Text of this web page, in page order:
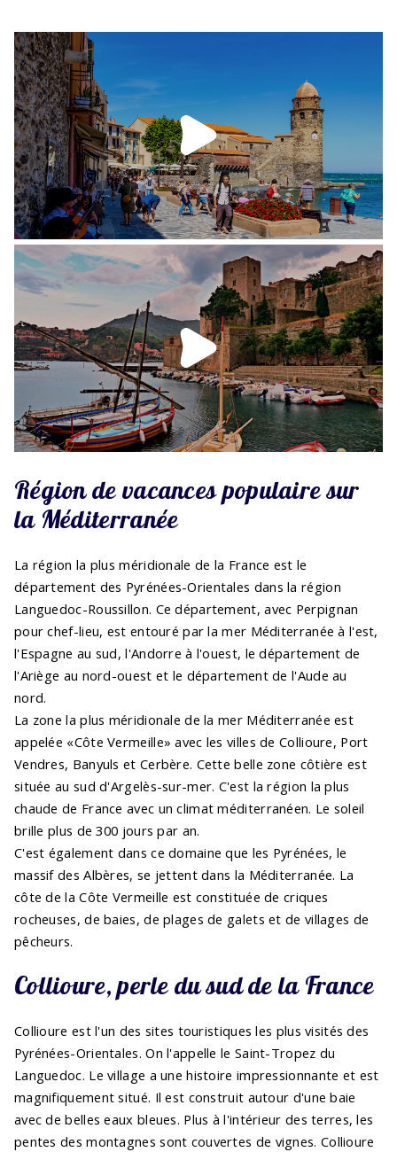
Région de vacances populaire sur
la Méditerranée
La région la plus méridionale de la France est le
département des Pyrénées-Orientales dans la région
Languedoc-Roussillon. Ce département, avec Perpignan
pour chef-lieu, est entouré par la mer Méditerranée à l'est,
l'Espagne au sud, l'Andorre à l'ouest, le département de
l'Ariège au nord-ouest et le département de l'Aude au
nord.
La zone la plus méridionale de la mer Méditerranée est
appelée «Côte Vermeille» avec les villes de Collioure, Port
Vendres, Banyuls et Cerbère. Cette belle zone côtière est
située au sud d'Argelès-sur-mer. C'est la région la plus
chaude de France avec un climat méditerranéen. Le soleil
brille plus de 300 jours par an.
C'est également dans ce domaine que les Pyrénées, le
massif des Albères, se jettent dans la Méditerranée. La
côte de la Côte Vermeille est constituée de criques
rocheuses, de baies, de plages de galets et de villages de
pêcheurs.
Collioure, perle du sud de la France
Collioure est l'un des sites touristiques les plus visités des
Pyrénées-Orientales. On l'appelle le Saint-Tropez du
Languedoc. Le village a une histoire impressionnante et est
magnifiquement situé. Il est construit autour d'une baie
avec de belles eaux bleues. Plus à l'intérieur des terres, les
pentes des montagnes sont couvertes de vignes. Collioure